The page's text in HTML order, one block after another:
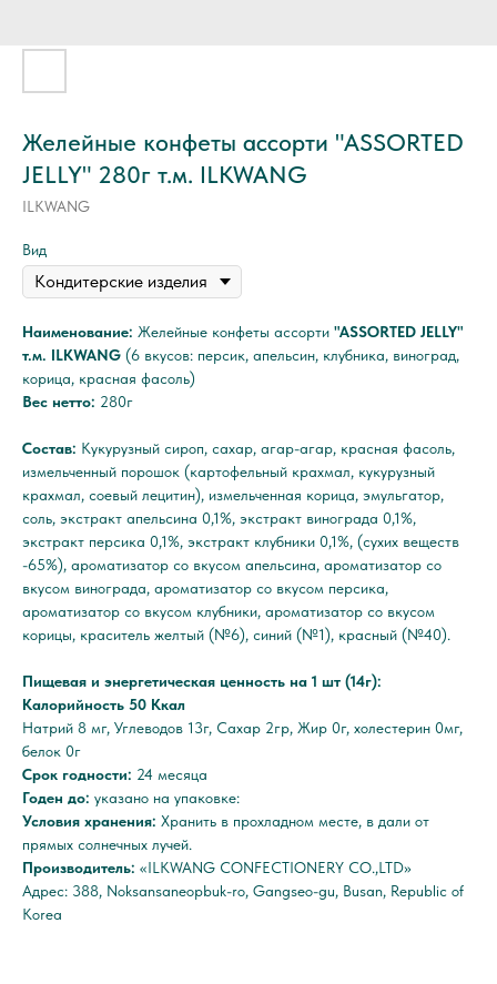
Желейные конфеты ассорти "ASSORTED
JELLY" 280г т.м. ILKWANG
ILKWANG
Вид
Наименование: Желейные конфеты ассорти "ASSORTED JELLY"
т.м. ILKWANG (6 вкусов: персик, апельсин, клубника, виноград,
корица, красная фасоль)
Вес нетто: 280г
Состав: Кукурузный сироп, сахар, агар-агар, красная фасоль,
измельченный порошок (картофельный крахмал, кукурузный
крахмал, соевый лецитин), измельченная корица, эмульгатор,
соль, экстракт апельсина 0,1%, экстракт винограда 0,1%,
экстракт персика 0,1%, экстракт клубники 0,1%, (сухих веществ
-65%), ароматизатор со вкусом апельсина, ароматизатор со
вкусом винограда, ароматизатор со вкусом персика,
ароматизатор со вкусом клубники, ароматизатор со вкусом
корицы, краситель желтый (№6), синий (№1), красный (№40).
Пищевая и энергетическая ценность на 1 шт (14г):
Калорийность 50 Ккал
Натрий 8 мг, Углеводов 13г, Сахар 2гр, Жир 0г, холестерин 0мг,
белок 0г
Срок годности: 24 месяца
Годен до: указано на упаковке:
Условия хранения: Хранить в прохладном месте, в дали от
прямых солнечных лучей.
Производитель: «ILKWANG CONFECTIONERY CO.,LTD»
Адрес: 388, Noksansaneopbuk-ro, Gangseo-gu, Busan, Republic of
Korea